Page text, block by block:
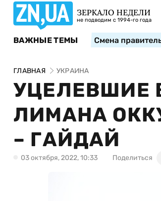
ЗЕРКАЛО НЕДЕЛИ
не подводим с 1994-го года
ВАЖНЫЕ ТЕМЫ Смена
ГЛАВНАЯ УКРАИНА
УЦЕЛЕВШИЕ
ЛИМАНА
– ГАЙДАЙ
03 октября, 2022, 10:33 Поделиться